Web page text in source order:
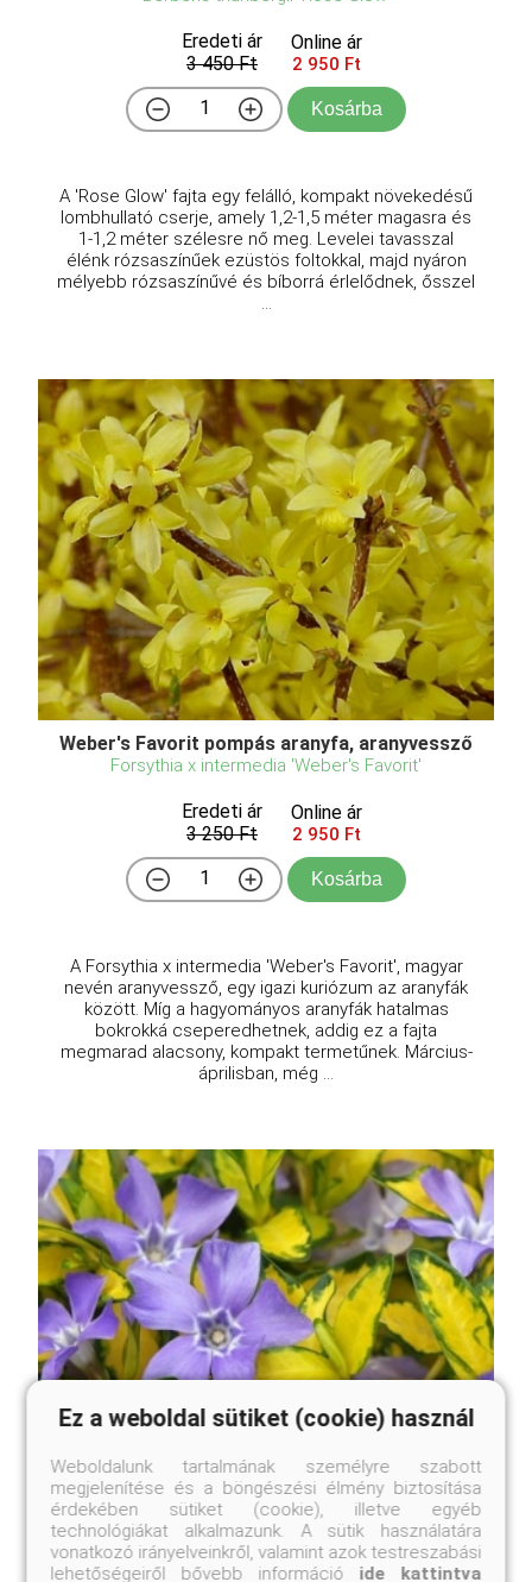
Eredeti ár
3 450 Ft
Online ár
2 950 Ft
Kosárba
A 'Rose Glow' fajta egy felálló, kompakt növekedésű
lombhullató cserje, amely 1,2-1,5 méter magasra és
1-1,2 méter szélesre nő meg. Levelei tavasszal
élénk rózsaszínűek ezüstös foltokkal, majd nyáron
mélyebb rózsaszínűvé és bíborrá érlelődnek, ősszel
...
Weber's Favorit pompás aranyfa, aranyvessző
Forsythia x intermedia 'Weber's Favorit'
Eredeti ár
3 250 Ft
Online ár
2 950 Ft
Kosárba
A Forsythia x intermedia 'Weber's Favorit', magyar
nevén aranyvessző, egy igazi kuriózum az aranyfák
között. Míg a hagyományos aranyfák hatalmas
bokrokká cseperedhetnek, addig ez a fajta
megmarad alacsony, kompakt termetűnek. Március-
áprilisban, még ...
Ez a weboldal sütiket (cookie) használ
Weboldalunk tartalmának személyre szabott
megjelenítése és a böngészési élmény biztosítása
érdekében sütiket (cookie), illetve egyéb
technológiákat alkalmazunk. A sütik használatára
vonatkozó irányelveinkről, valamint azok testreszabási
lehetőségeiről bővebb információ ide kattintva